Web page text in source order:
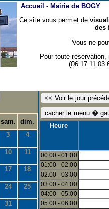
Accueil - Mairie de BOGY
Ce site vous permet de
des
Vous ne
Pour toute
sam.
dim.
3 4
10 11
17 18
24 25
31
Heure
00:00 - 01:00
01:00 - 02:00
02:00 - 03:00
03:00 - 04:00
04:00 - 05:00
05:00 - 06:00